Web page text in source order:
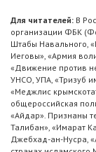
Для читателей: В
организации ФБК
Штабы Навального,
Иеговы», «Армия
«Движение против
УНСО, УПА, «Тризуб
«Меджлис
общероссийская
«Айдар». Признаны
Талибан», «Имарат
Джебхад-ан-Нусра,